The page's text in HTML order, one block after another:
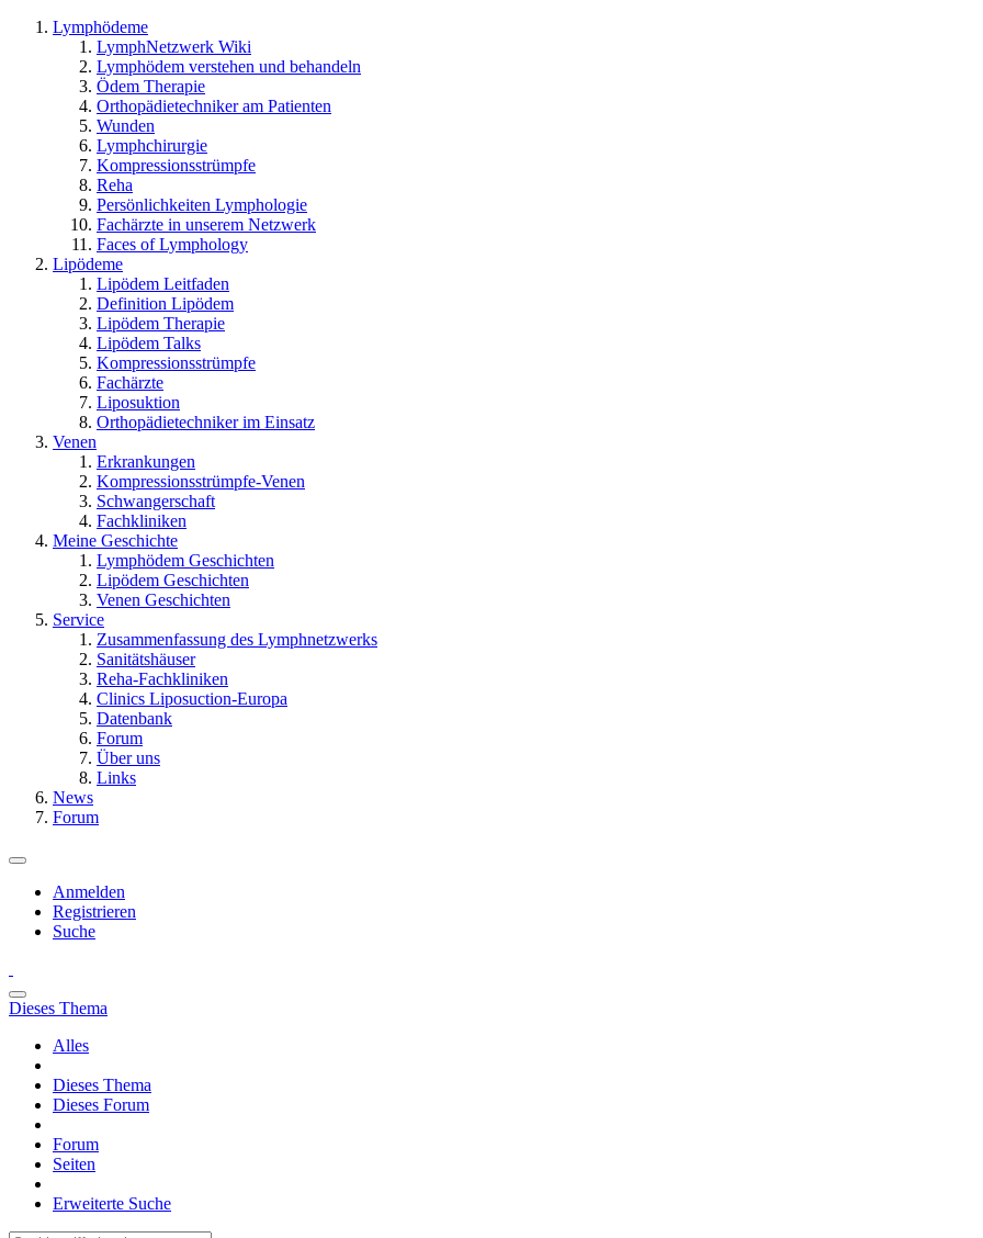
Lymphödeme
LymphNetzwerk Wiki
Lymphödem verstehen und behandeln
Ödem Therapie
Orthopädietechniker am Patienten
Wunden
Lymphchirurgie
Kompressionsstrümpfe
Reha
Persönlichkeiten Lymphologie
Fachärzte in unserem Netzwerk
Faces of Lymphology
Lipödeme
Lipödem Leitfaden
Definition Lipödem
Lipödem Therapie
Lipödem Talks
Kompressionsstrümpfe
Fachärzte
Liposuktion
Orthopädietechniker im Einsatz
Venen
Erkrankungen
Kompressionsstrümpfe-Venen
Schwangerschaft
Fachkliniken
Meine Geschichte
Lymphödem Geschichten
Lipödem Geschichten
Venen Geschichten
Service
Zusammenfassung des Lymphnetzwerks
Sanitätshäuser
Reha-Fachkliniken
Clinics Liposuction-Europa
Datenbank
Forum
Über uns
Links
News
Forum
Anmelden
Registrieren
Suche
Dieses Thema
Alles
Dieses Thema
Dieses Forum
Forum
Seiten
Erweiterte Suche